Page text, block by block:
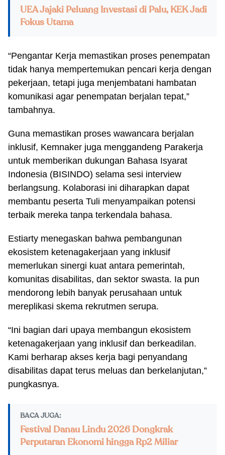
UEA Jajaki Peluang Investasi di Palu, KEK Jadi
Fokus Utama
“Pengantar Kerja memastikan proses penempatan
tidak hanya mempertemukan pencari kerja dengan
pekerjaan, tetapi juga menjembatani hambatan
komunikasi agar penempatan berjalan tepat,”
tambahnya.
Guna memastikan proses wawancara berjalan
inklusif, Kemnaker juga menggandeng Parakerja
untuk memberikan dukungan Bahasa Isyarat
Indonesia (BISINDO) selama sesi interview
berlangsung. Kolaborasi ini diharapkan dapat
membantu peserta Tuli menyampaikan potensi
terbaik mereka tanpa terkendala bahasa.
Estiarty menegaskan bahwa pembangunan
ekosistem ketenagakerjaan yang inklusif
memerlukan sinergi kuat antara pemerintah,
komunitas disabilitas, dan sektor swasta. Ia pun
mendorong lebih banyak perusahaan untuk
mereplikasi skema rekrutmen serupa.
“Ini bagian dari upaya membangun ekosistem
ketenagakerjaan yang inklusif dan berkeadilan.
Kami berharap akses kerja bagi penyandang
disabilitas dapat terus meluas dan berkelanjutan,”
pungkasnya.
BACA JUGA:
Festival Danau Lindu 2026 Dongkrak
Perputaran Ekonomi hingga Rp2 Miliar